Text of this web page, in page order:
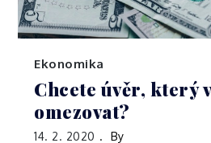
Ekonomika
Chcete úvěr, který
omezovat?
14. 2. 2020 By